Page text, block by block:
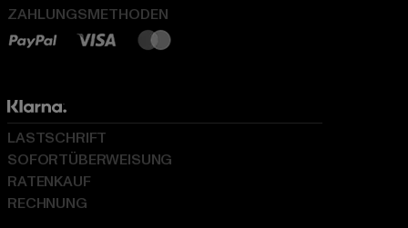
ZAHLUNGSMETHODEN
LASTSCHRIFT
SOFORTÜBERWEISUNG
RATENKAUF
RECHNUNG